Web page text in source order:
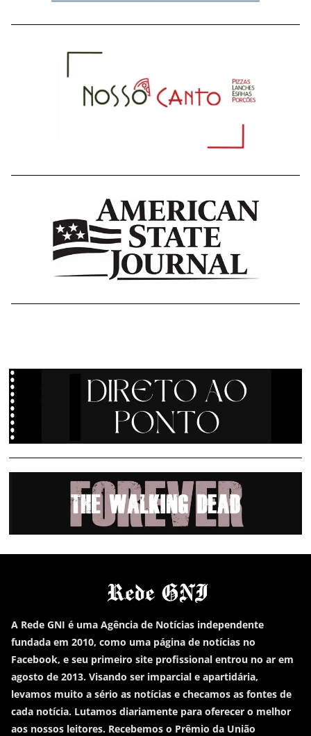
A Rede GNI é uma Agência de Notícias independente
fundada em 2010, como uma página de notícias no
Facebook, e seu primeiro site profissional entrou no ar em
agosto de 2013. Visando ser imparcial e apartidária,
levamos muito a sério as notícias e checamos as fontes de
cada notícia. Lutamos diariamente para oferecer o melhor
aos nossos leitores. Recebemos o Prêmio da União